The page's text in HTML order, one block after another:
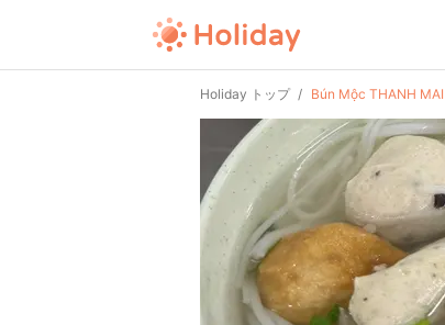
Holiday トップ Bún Mộc THANH MAI